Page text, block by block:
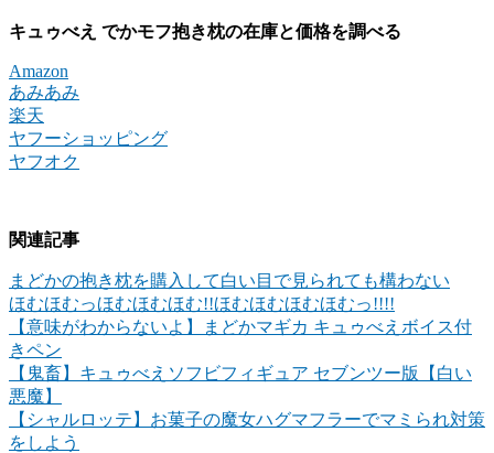
キュゥべえ でかモフ抱き枕の在庫と価格を調べる
Amazon
あみあみ
楽天
ヤフーショッピング
ヤフオク
関連記事
まどかの抱き枕を購入して白い目で見られても構わない
ほむほむっほむほむほむ!!ほむほむほむほむっ!!!!
【意味がわからないよ】まどかマギカ キュゥべえボイス付
きペン
【鬼畜】キュゥべえソフビフィギュア セブンツー版【白い
悪魔】
【シャルロッテ】お菓子の魔女ハグマフラーでマミられ対策
をしよう